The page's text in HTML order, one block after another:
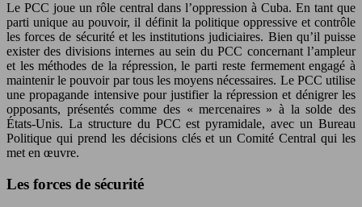
Le PCC joue un rôle central dans l’oppression à Cuba. En tant que
parti unique au pouvoir, il définit la politique oppressive et contrôle
les forces de sécurité et les institutions judiciaires. Bien qu’il puisse
exister des divisions internes au sein du PCC concernant l’ampleur
et les méthodes de la répression, le parti reste fermement engagé à
maintenir le pouvoir par tous les moyens nécessaires. Le PCC utilise
une propagande intensive pour justifier la répression et dénigrer les
opposants, présentés comme des « mercenaires » à la solde des
États-Unis. La structure du PCC est pyramidale, avec un Bureau
Politique qui prend les décisions clés et un Comité Central qui les
met en œuvre.
Les forces de sécurité